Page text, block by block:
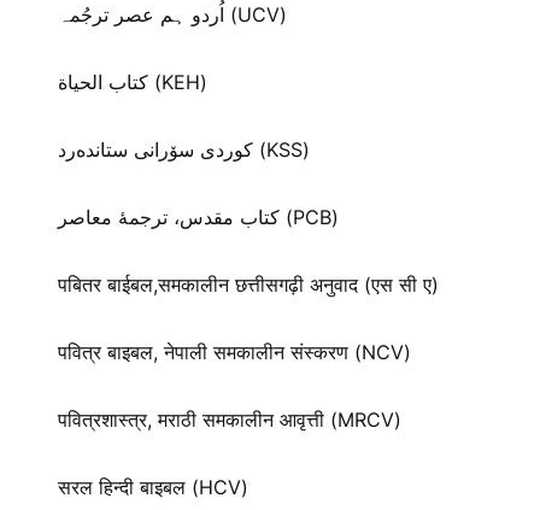
اُردو ہم عصر ترجُمہ (UCV)
كتاب الحياة (KEH)
كوردی سۆرانی ستانده‌رد (KSS)
کتاب مقدس، ترجمۀ معاصر (PCB)
पबितर बाईबल,समकालीन छत्तीसगढ़ी अनुवाद (एस सी ए)
पवित्र बाइबल, नेपाली समकालीन संस्करण (NCV)
पवित्रशास्त्र, मराठी समकालीन आवृत्ती (MRCV)
सरल हिन्दी बाइबल (HCV)